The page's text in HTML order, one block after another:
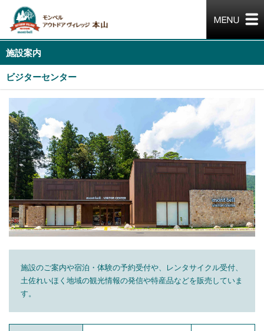
施設案内
ビジターセンター
施設のご案内や宿泊・体験の予約受付や、レンタサイクル受付、
土佐れいほく地域の観光情報の発信や特産品などを販売していま
す。